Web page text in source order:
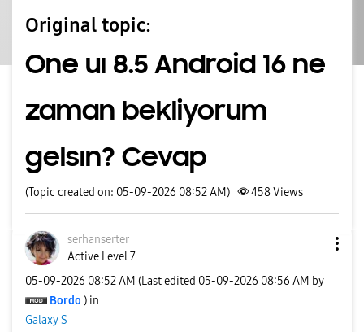
Original topic:
One uı 8.5 Android 16 ne
zaman bekliyorum
gelsın? Cevap
(Topic created on: 05-09-2026 08:52 AM) 458Views
serhanserter
Active Level 7
‎05-09-2026 08:52 AM (Last edited ‎05-09-2026 08:56 AM by
Bordo ) in
Galaxy S